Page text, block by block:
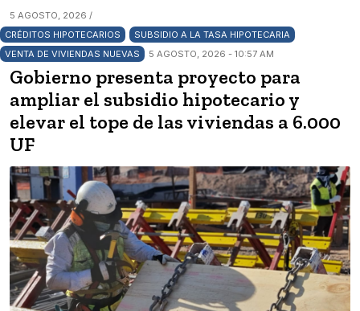
5 AGOSTO, 2026 /
CRÉDITOS HIPOTECARIOS
SUBSIDIO A LA TASA HIPOTECARIA
VENTA DE VIVIENDAS NUEVAS
5 AGOSTO, 2026 - 10:57 AM
Gobierno presenta proyecto para
ampliar el subsidio hipotecario y
elevar el tope de las viviendas a 6.000
UF